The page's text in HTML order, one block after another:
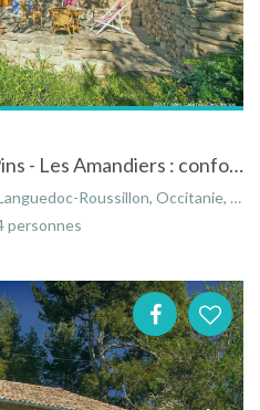
2 Gites 4 personnes Les Pins - Les Amandiers : confort et calme à la campagne
Roussillon, Occitanie, France
personnes